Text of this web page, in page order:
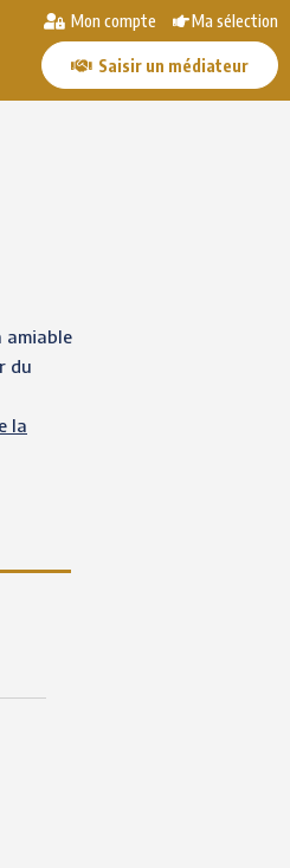
Mon compte Ma sélection
Saisir un médiateur
amiable
du
la